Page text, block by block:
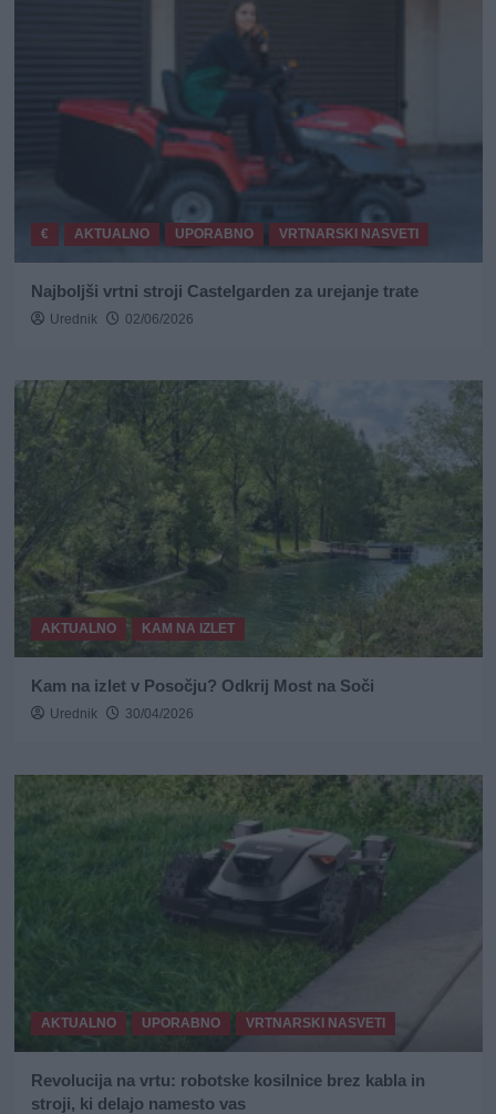
€ AKTUALNO UPORABNO VRTNARSKI NASVETI
Najboljši vrtni stroji Castelgarden za urejanje trate
Urednik 02/06/2026
AKTUALNO KAM NA IZLET
Kam na izlet v Posočju? Odkrij Most na Soči
Urednik 30/04/2026
AKTUALNO UPORABNO VRTNARSKI NASVETI
Revolucija na vrtu: robotske kosilnice brez kabla in
stroji, ki delajo namesto vas